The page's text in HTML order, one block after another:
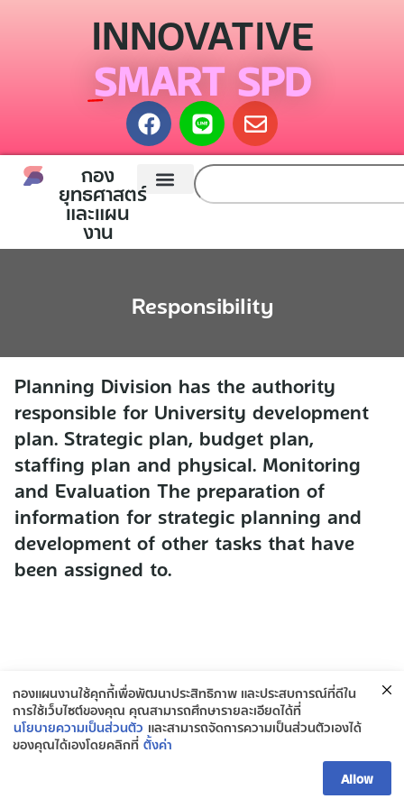
INNOVATIVE
SMART SPD
กอง
ยุทธศาสตร์
และแผน
งาน
Responsibility
Planning Division has the authority
responsible for University development
plan. Strategic plan, budget plan,
staffing plan and physical. Monitoring
and Evaluation The preparation of
information for strategic planning and
development of other tasks that have
been assigned to.
กองแผนงานใช้คุกกี้เพื่อพัฒนาประสิทธิภาพ และประสบการณ์ที่ดีใน
การใช้เว็บไซต์ของคุณ คุณสามารถศึกษารายละเอียดได้ที่
นโยบายความเป็นส่วนตัว และสามารถจัดการความเป็นส่วนตัวเองได้
ของคุณได้เองโดยคลิกที่ ตั้งค่า
Allow
Open